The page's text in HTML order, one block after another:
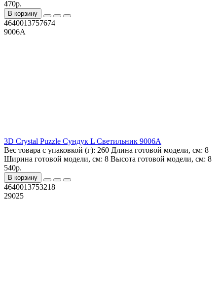
470р.
В корзину
4640013757674
9006A
3D Crystal Puzzle Сундук L Светильник 9006A
Вес товара с упаковкой (г): 260 Длина готовой модели, см: 8
Ширина готовой модели, см: 8 Высота готовой модели, см: 8
540р.
В корзину
4640013753218
29025